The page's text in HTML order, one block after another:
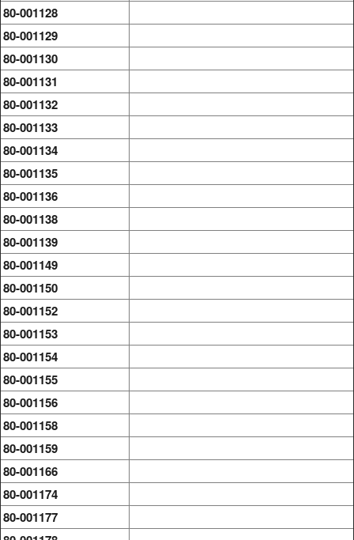
80-001128
80-001129
80-001130
80-001131
80-001132
80-001133
80-001134
80-001135
80-001136
80-001138
80-001139
80-001149
80-001150
80-001152
80-001153
80-001154
80-001155
80-001156
80-001158
80-001159
80-001166
80-001174
80-001177